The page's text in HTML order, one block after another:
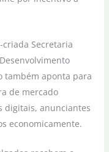
Secretaria
também aponta para
de mercado
digitais, anunciantes
economicamente.